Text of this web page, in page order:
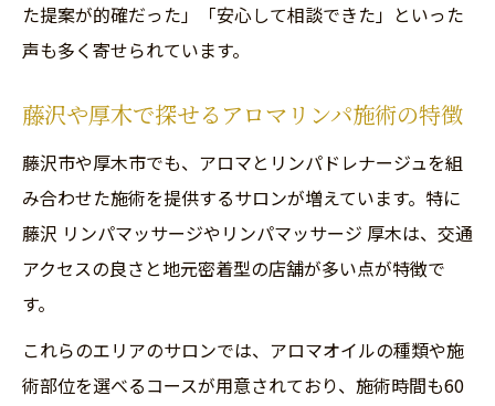
た提案が的確だった」「安心して相談できた」といった
声も多く寄せられています。
藤沢や厚木で探せるアロマリンパ施術の特徴
藤沢市や厚木市でも、アロマとリンパドレナージュを組
み合わせた施術を提供するサロンが増えています。特に
藤沢 リンパマッサージやリンパマッサージ 厚木は、交通
アクセスの良さと地元密着型の店舗が多い点が特徴で
す。
これらのエリアのサロンでは、アロマオイルの種類や施
術部位を選べるコースが用意されており、施術時間も60